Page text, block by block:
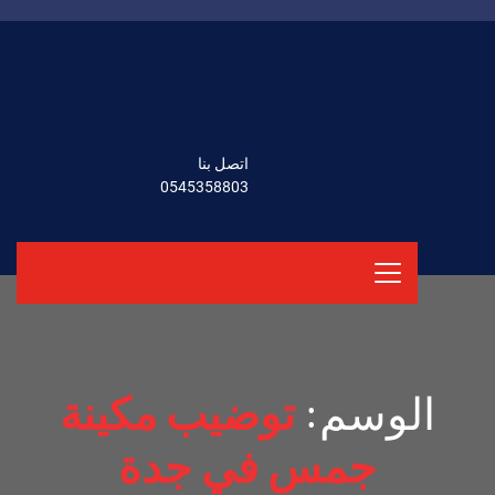
اتصل بنا
0545358803
الوسم:توضيب مكينة
جمس في جدة